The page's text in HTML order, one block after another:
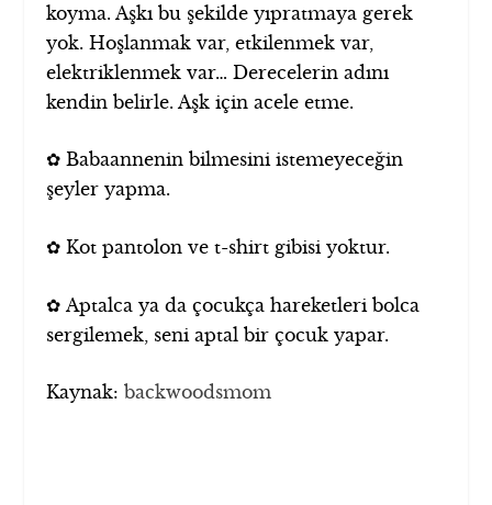
koyma. Aşkı bu şekilde yıpratmaya gerek
yok. Hoşlanmak var, etkilenmek var,
elektriklenmek var… Derecelerin adını
kendin belirle. Aşk için acele etme.
✿ Babaannenin bilmesini istemeyeceğin
şeyler yapma.
✿ Kot pantolon ve t-shirt gibisi yoktur.
✿ Aptalca ya da çocukça hareketleri bolca
sergilemek, seni aptal bir çocuk yapar.
Kaynak:backwoodsmom